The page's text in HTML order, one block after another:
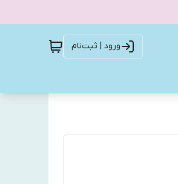
ورود | ثبت‌نام